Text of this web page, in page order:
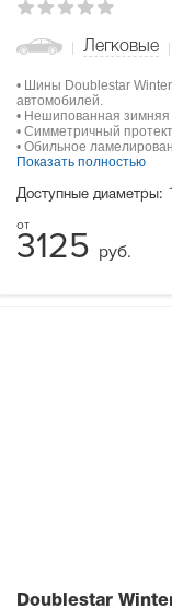
Легковые
• Шины Doublestar
автомобилей.
• Нешипованная зимняя
• Симметричный
• Обильное
Показать полностью
Доступные диаметры:
3125 руб.
Doublestar